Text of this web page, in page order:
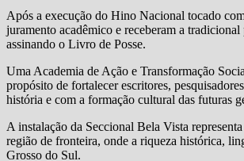
Após a execução do Hino Nacional tocado
juramento acadêmico e receberam a
assinando o Livro de Posse.
Uma Academia de Ação e Transformação
propósito de fortalecer escritores,
história e com a formação cultural das futuras
A instalação da Seccional Bela Vista
região de fronteira, onde a riqueza histórica,
Grosso do Sul.